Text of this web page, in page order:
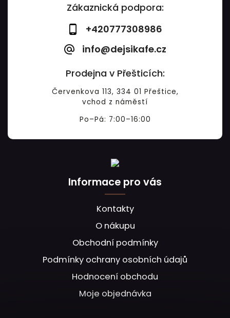
Zákaznická podpora:
+420777308986
info@dejsikafe.cz
Prodejna v Přešticích:
Červenkova 113, 334 01 Přeštice,
vchod z náměstí
Po–Pá: 7:00–16:00
Informace pro vás
Kontakty
O nákupu
Obchodní podmínky
Podmínky ochrany osobních údajů
Hodnocení obchodu
Moje objednávka